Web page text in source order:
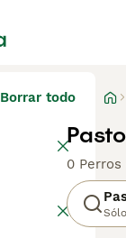
Borrar todo
0 Perros